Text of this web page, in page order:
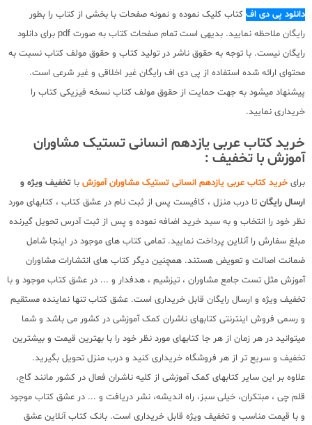
دانلود پی دی اف کتاب کلیک نموده و نمونه صفحات با بخشی از کتاب را بطور
رایگان ملاحظه نمایید. بدیهی است تمام صفحات کتاب به صورت pdf برای دانلود
رایگان نیست. با توجه به حقوق ناشر در تولید کتاب و حقوق مولف کتاب نسبت به
محتوای ارائه شده استفاده از پی دی اف رایگان غیر اخلاقی و غیر شرعی است.
پیشنهاد میشود به جهت حمایت از حقوق مولف کتاب نسخه فیزیکی کتاب را
خریداری نمایید.
خرید کتاب عربی یازدهم انسانی تستیک مشاوران
آموزش با تخفیف :
برای خرید کتاب عربی یازدهم انسانی تستیک مشاوران آموزش با تخفیف ویژه و
ارسال رایگان تا درب منزل ، کافیست پس از ثبت نام در عشق کتاب ، کتابهای مورد
نظر خود را انتخاب و به سبد خرید اضافه نموده و پس از ثبت آدرس تحویل گیرنده
مبلغ سفارش را آنلاین پرداخت نمایید. تمامی کتاب های موجود در اینجا شامل
ضمانت اصالت و تعویض هستند. همچنین دیگر کتاب های انتشارات مشاوران
آموزش مثل تست جامع مشاوران ، تیزشیم ، هدفدار و ... در عشق کتاب موجود و با
تخفیف ویژه و ارسال رایگان قابل خریداری است. عشق کتاب تنها نماینده مستقیم
و رسمی فروش اینترنتی کتابهای ناشران کمک آموزشی در کشور می باشد و شما
میتوانید در هر زمان از هر جا کتابهای مورد نظر خود را با بهترین قیمت و بیشترین
تخفیف و سریع تر از هر فروشگاه خریداری کنید و درب منزل تحویل بگیرید.
علاوه بر این سایر کتابهای کمک آموزشی از کلیه ناشران فعال در کشور مانند گاج،
قلم چی ، مبتکران، خیلی سبز، راه اندیشه، نشر دریافت و ... در عشق کتاب موجود
و با قیمت مناسب و تخفیف ویژه قابل خریداری است. بانک کتاب آنلاین عشق